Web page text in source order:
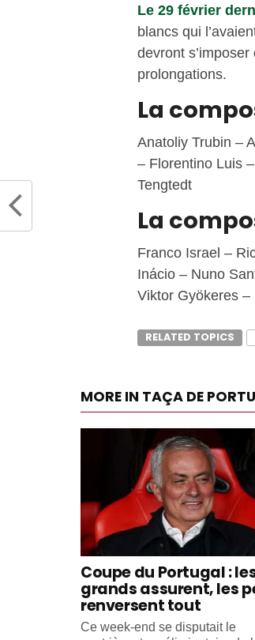
Le 29 février
blancs qui
devront
prolongations.
La
Anatoliy Trubin –
– Florentino Luis
Tengtedt
La
Franco Israel –
Inácio – Nuno
Viktor Gyökeres –
RELATED TOPICS
MORE IN TAÇA DE
Coupe du Portugal :
grands assurent, les
renversent tout
Ce week-end se disputait le